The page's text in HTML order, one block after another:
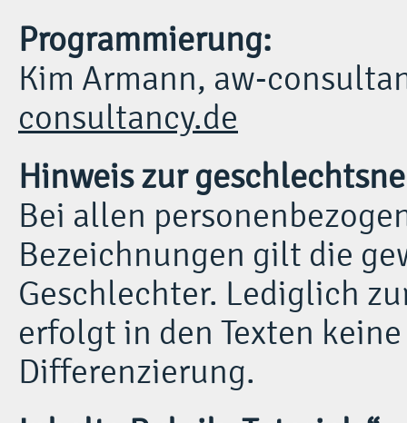
Programmierung:
Kim Armann, aw-
consultancy.de
Hinweis zur
Bei allen
Bezeichnungen gilt die
Geschlechter. Lediglich
erfolgt in den Texten
Differenzierung.